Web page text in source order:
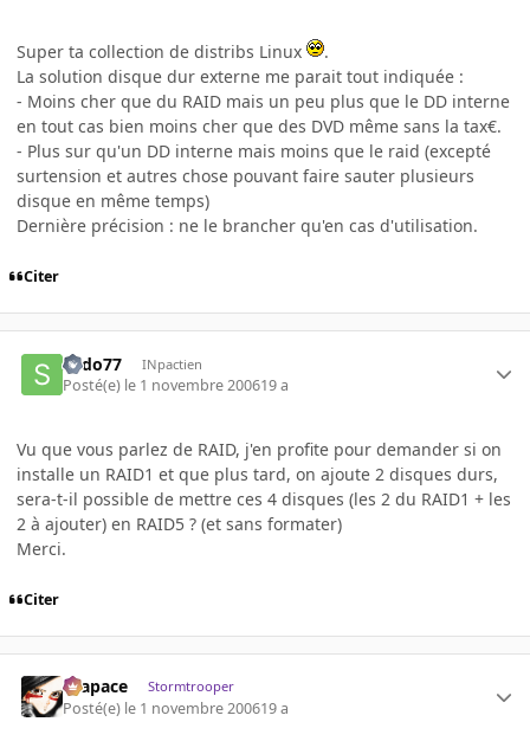
Super ta collection de distribs Linux
.
La solution disque dur externe me parait tout indiquée :
- Moins cher que du RAID mais un peu plus que le DD interne
en tout cas bien moins cher que des DVD même sans la tax€.
- Plus sur qu'un DD interne mais moins que le raid (excepté
surtension et autres chose pouvant faire sauter plusieurs
disque en même temps)
Dernière précision : ne le brancher qu'en cas d'utilisation.
Citer
Sado77 INpactien
Posté(e) le 1 novembre 200619 a
Vu que vous parlez de RAID, j'en profite pour demander si on
installe un RAID1 et que plus tard, on ajoute 2 disques durs,
sera-t-il possible de mettre ces 4 disques (les 2 du RAID1 + les
2 à ajouter) en RAID5 ? (et sans formater)
Merci.
Citer
Krapace Stormtrooper
Posté(e) le 1 novembre 200619 a